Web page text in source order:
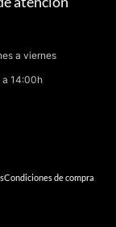
a viernes
14:00h
Condiciones de compra